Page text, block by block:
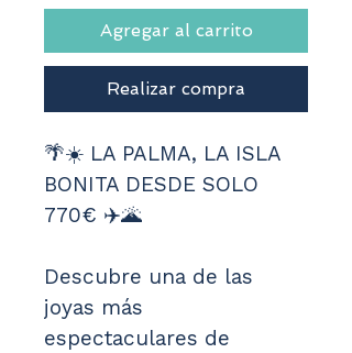
Agregar al carrito
Realizar compra
🌴☀️ LA PALMA, LA ISLA
BONITA DESDE SOLO
770€ ✈️🌋
Descubre una de las
joyas más
espectaculares de